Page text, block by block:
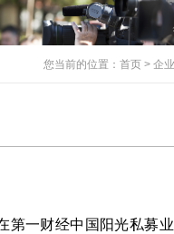
您当前的位置： 首页 > 企
第一财经中国阳光私募